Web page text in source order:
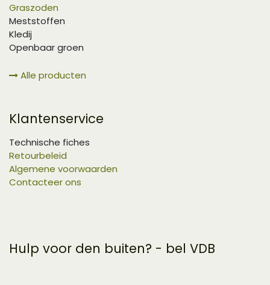
Graszoden
Meststoffen
Kledij
Openbaar groen
Alle producten
Klantenservice
Technische fiches
Retourbeleid
Algemene voorwaarden
Contacteer ons
Hulp voor den buiten? - bel VDB